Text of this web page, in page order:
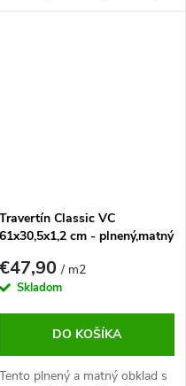
pre široké spektrum
Travertín Classic VC
61x30,5x1,2 cm - plnený,matný
€47,90/ m2
Skladom
DO KOŠÍKA
Tento plnený a matný obklad s